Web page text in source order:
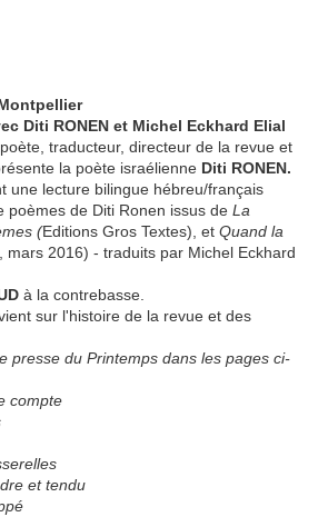
Diti RONEN et Michel Eckhard Elial
poète, traducteur, directeur de la revue et
la poète israélienne Diti RONEN.
une lecture bilingue hébreu/français
poèmes de Diti Ronen issus de La
(Editions Gros Textes), et Quand la
mars 2016) - traduits par Michel Eckhard
à la contrebasse.
sur l'histoire de la revue et des
presse du Printemps dans les pages ci-
compte
et tendu